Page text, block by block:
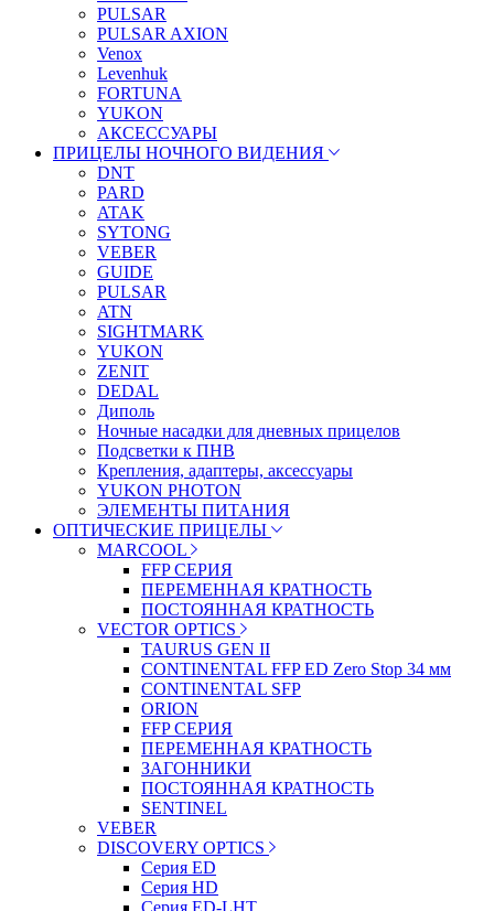
PULSAR
PULSAR AXION
Venox
Levenhuk
FORTUNA
YUKON
АКСЕССУАРЫ
ПРИЦЕЛЫ НОЧНОГО ВИДЕНИЯ
DNT
PARD
ATAK
SYTONG
VEBER
GUIDE
PULSAR
ATN
SIGHTMARK
YUKON
ZENIT
DEDAL
Диполь
Ночные насадки для дневных прицелов
Подсветки к ПНВ
Крепления, адаптеры, аксессуары
YUKON PHOTON
ЭЛЕМЕНТЫ ПИТАНИЯ
ОПТИЧЕСКИЕ ПРИЦЕЛЫ
MARCOOL
FFP СЕРИЯ
ПЕРЕМЕННАЯ КРАТНОСТЬ
ПОСТОЯННАЯ КРАТНОСТЬ
VECTOR OPTICS
TAURUS GEN II
CONTINENTAL FFP ED Zero Stop 34 мм
CONTINENTAL SFP
ORION
FFP СЕРИЯ
ПЕРЕМЕННАЯ КРАТНОСТЬ
ЗАГОННИКИ
ПОСТОЯННАЯ КРАТНОСТЬ
SENTINEL
VEBER
DISCOVERY OPTICS
Серия ED
Серия HD
Серия ED-LHT